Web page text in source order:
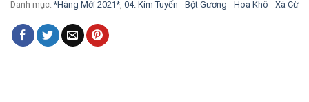
Danh mục:*Hàng Mới 2021*, 04. Kim Tuyến - Bột Gương - Hoa Khô - Xà Cừ